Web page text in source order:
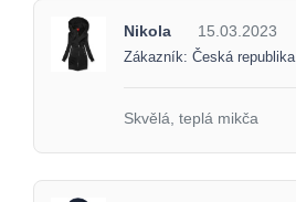
Nikola 15.03.2023
Zákazník: Česká republika
Skvělá, teplá mikča